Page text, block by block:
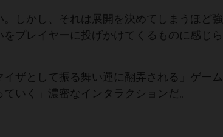
しかし、それは展開を決めてしまうほど強
プレイヤーに投げかけてくるものに感じら
ザとして振る舞い運に翻弄される」ゲーム
いく」濃密なインタラクションだ。